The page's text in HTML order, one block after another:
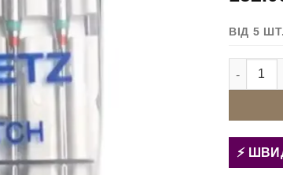
ВІД 5 ШТ.
Голки